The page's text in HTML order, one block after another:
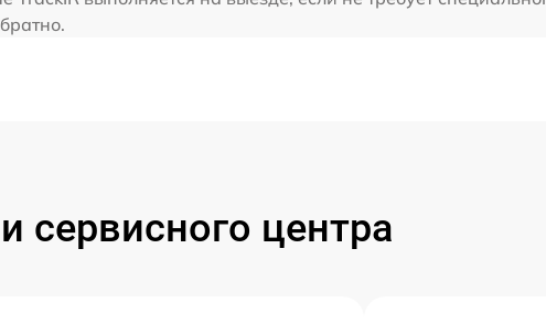
сервисного центра